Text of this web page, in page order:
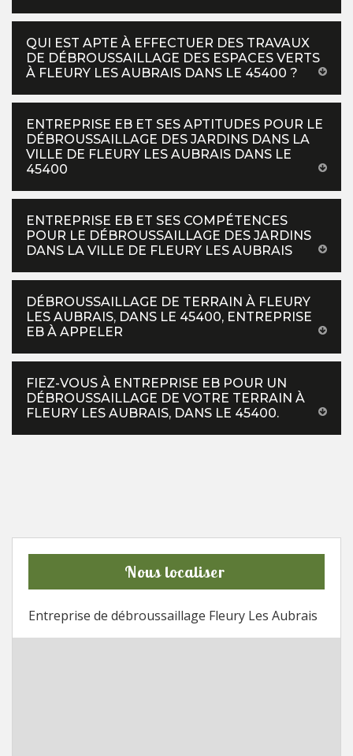
QUI EST APTE À EFFECTUER DES TRAVAUX
DE DÉBROUSSAILLAGE DES ESPACES VERTS
À FLEURY LES AUBRAIS DANS LE 45400 ?
ENTREPRISE EB ET SES APTITUDES POUR LE
DÉBROUSSAILLAGE DES JARDINS DANS LA
VILLE DE FLEURY LES AUBRAIS DANS LE
45400
ENTREPRISE EB ET SES COMPÉTENCES
POUR LE DÉBROUSSAILLAGE DES JARDINS
DANS LA VILLE DE FLEURY LES AUBRAIS
DÉBROUSSAILLAGE DE TERRAIN À FLEURY
LES AUBRAIS, DANS LE 45400, ENTREPRISE
EB À APPELER
FIEZ-VOUS À ENTREPRISE EB POUR UN
DÉBROUSSAILLAGE DE VOTRE TERRAIN À
FLEURY LES AUBRAIS, DANS LE 45400.
Nous localiser
Entreprise de débroussaillage Fleury Les Aubrais